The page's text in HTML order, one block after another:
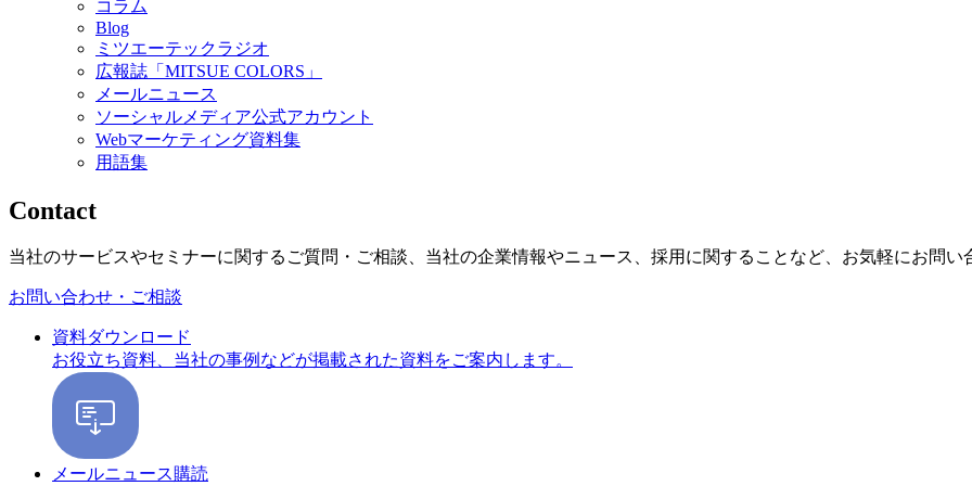
コラム
Blog
ミツエーテックラジオ
広報誌「MITSUE COLORS」
メールニュース
ソーシャルメディア公式アカウント
Webマーケティング資料集
用語集
Contact
当社のサービスやセミナーに関するご質問・ご相談、当社の企業情報やニュース、採用に関することなど、お気軽にお問い
お問い合わせ・ご相談
資料ダウンロード
お役立ち資料、当社の事例などが掲載された資料をご案内します。
メールニュース購読